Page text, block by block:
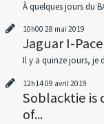
À quelques jours du
10h00 28 mai 2019
Jaguar I-
Il y a quinze jours, je
12h1409 avril 2019
Soblacktie is
of...